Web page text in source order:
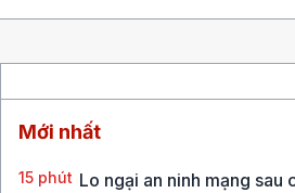
Mới nhất
15 phút Lo ngại an ninh mạng sau